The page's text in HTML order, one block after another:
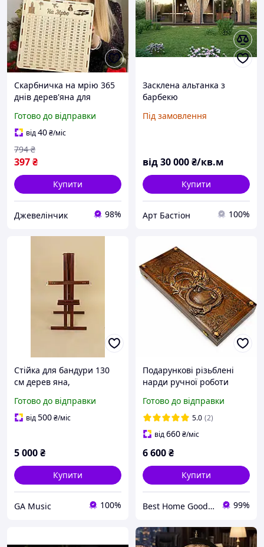
Скарбничка на мрію 365
днів дерев'яна для
цифрами,скарбничка на
рік більша,
Готово до відправки
від40₴/міс
397₴
794 ₴
Купити
Джевелінчик 98%
Засклена альтанка з
барбекю
Під замовлення
від30 000₴/кв.м
Купити
Арт Бастіон 100%
Стійка для бандури 130
см дерев яна,
сидячи та стоячи
Готово до відправки
від500₴/міс
5 000₴
Купити
GA Music 100%
Подарункові різьблені
нарди ручної роботи
60×50 см | ексклюзивний
подарунок
Готово до відправки
5.0 (2)
від660₴/міс
6 600₴
Купити
Best Home Goods - "Кращі товари для дому, подарунки, дрібниці" 99%